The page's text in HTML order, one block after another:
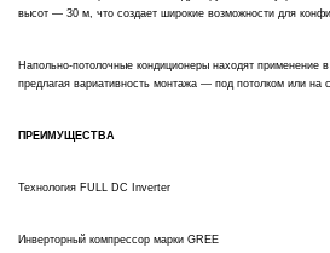
высот — 30 м, что создает широкие возможности для
Напольно-потолочные кондиционеры находят применение
предлагая вариативность монтажа — под потолком или на
ПРЕИМУЩЕСТВА
Технология FULL DC Inverter
Инверторный компрессор марки GREE